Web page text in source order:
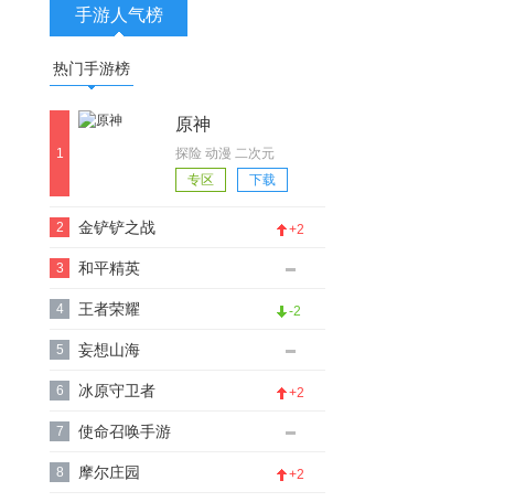
手游人气榜
热门手游榜
1
原神
探险 动漫 二次元
专区
下载
2 金铲铲之战 +2
3 和平精英
4 王者荣耀 -2
5 妄想山海
6 冰原守卫者 +2
7 使命召唤手游
8 摩尔庄园 +2